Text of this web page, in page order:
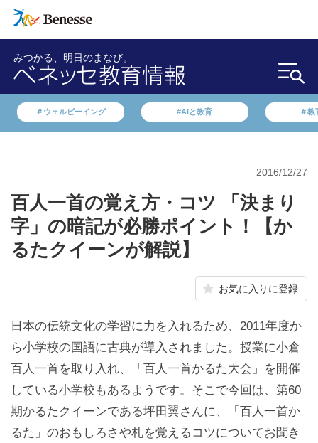
みつかる、明日のまなび。
＃ウェルビーイング #AIと教育 ＃教
2016/12/27
百人一首の覚え方・コツ 「決まり
字」の暗記が必勝ポイント！【か
るたクイーンが解説】
お気に入りに登録
日本の伝統文化の学習に力を入れるため、2011年度か
ら小学校の国語に古典が導入されました。授業に小倉
百人一首を取り入れ、「百人一首かるた大会」を開催
している小学校もあるようです。そこで今回は、第60
期かるたクイーンである坪田翼さんに、「百人一首か
るた」のおもしろさや札を覚えるコツについてお聞き